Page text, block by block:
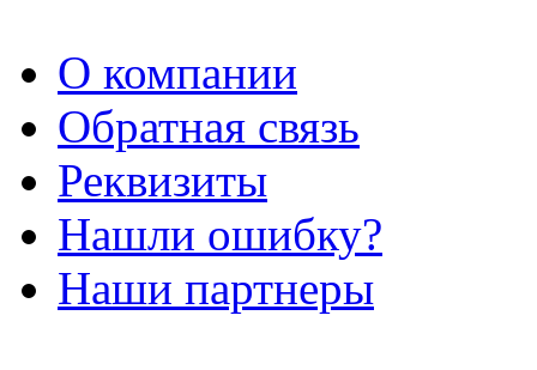
О компании
Обратная связь
Реквизиты
Нашли ошибку?
Наши партнеры